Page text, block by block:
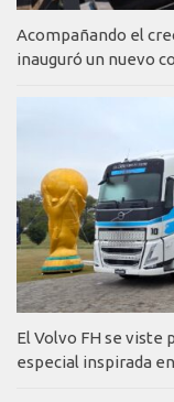
Acompañando el
inauguró un nuevo
El Volvo FH se viste
especial inspirada